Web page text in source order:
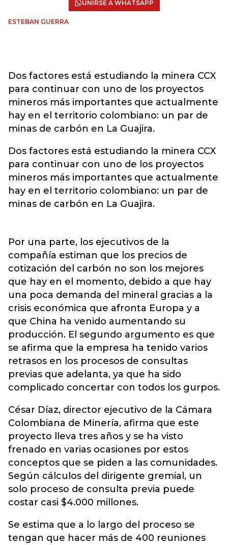
UNIRSE A WHATSAPP
ESTEBAN GUERRA
Dos factores está estudiando la minera CCX
para continuar con uno de los proyectos
mineros más importantes que actualmente
hay en el territorio colombiano: un par de
minas de carbón en La Guajira.
Dos factores está estudiando la minera CCX
para continuar con uno de los proyectos
mineros más importantes que actualmente
hay en el territorio colombiano: un par de
minas de carbón en La Guajira.
Por una parte, los ejecutivos de la
compañía estiman que los precios de
cotización del carbón no son los mejores
que hay en el momento, debido a que hay
una poca demanda del mineral gracias a la
crisis económica que afronta Europa y a
que China ha venido aumentando su
producción. El segundo argumento es que
se afirma que la empresa ha tenido varios
retrasos en los procesos de consultas
previas que adelanta, ya que ha sido
complicado concertar con todos los gurpos.
César Díaz, director ejecutivo de la Cámara
Colombiana de Minería, afirma que este
proyecto lleva tres años y se ha visto
frenado en varias ocasiones por estos
conceptos que se piden a las comunidades.
Según cálculos del dirigente gremial, un
solo proceso de consulta previa puede
costar casi $4.000 millones.
Se estima que a lo largo del proceso se
tengan que hacer más de 400 reuniones